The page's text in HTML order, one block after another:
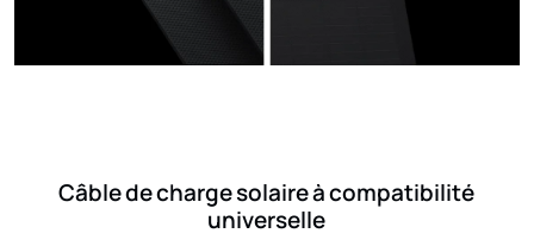
Câble de charge solaire à compatibilité
universelle